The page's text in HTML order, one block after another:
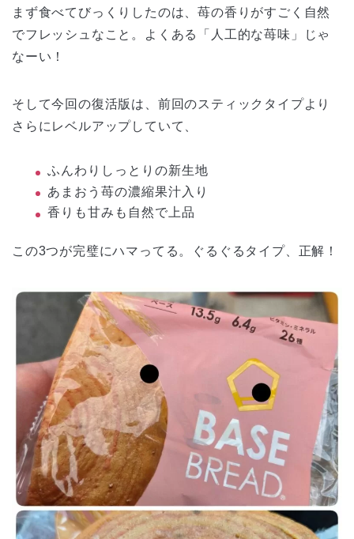
まず食べてびっくりしたのは、苺の香りがすごく自然
でフレッシュなこと。よくある「人工的な苺味」じゃ
なーい！
そして今回の復活版は、前回のスティックタイプより
さらにレベルアップしていて、
ふんわりしっとりの新生地
あまおう苺の濃縮果汁入り
香りも甘みも自然で上品
この3つが完璧にハマってる。ぐるぐるタイプ、正解！